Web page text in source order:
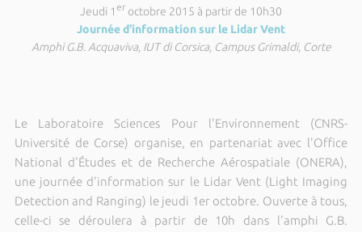
Jeudi 1 er octobre 2015 à partir de 10h30
Journée d'information sur le Lidar Vent
Amphi G.B. Acquaviva, IUT di Corsica, Campus Grimaldi, Corte
Le Laboratoire Sciences Pour l'Environnement (CNRS-
Université de Corse) organise, en partenariat avec l'Office
National d'Études et de Recherche Aérospatiale (ONERA),
une journée d'information sur le Lidar Vent (Light Imaging
Detection and Ranging) le jeudi 1er octobre. Ouverte à tous,
celle-ci se déroulera à partir de 10h dans l'amphi G.B.